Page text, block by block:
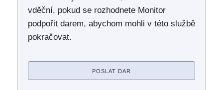
vděční, pokud se rozhodnete Monitor
podpořit darem, abychom mohli v této službě
pokračovat.
POSLAT DAR